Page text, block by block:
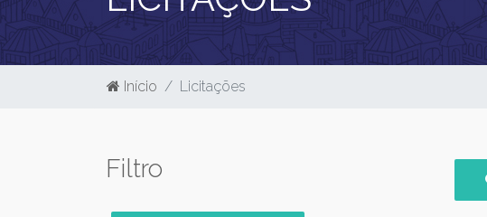
Início Licitações
Filtro